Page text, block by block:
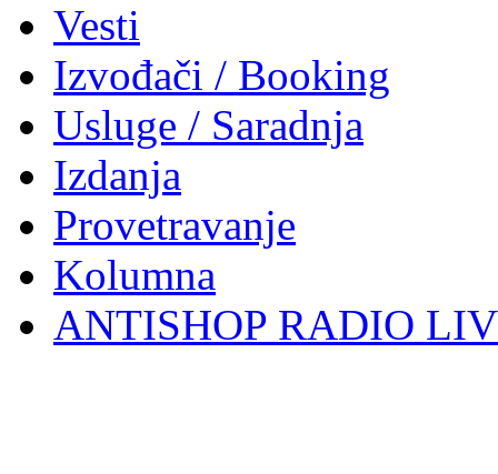
Vesti
Izvođači / Booking
Usluge / Saradnja
Izdanja
Provetravanje
Kolumna
ANTISHOP RADIO